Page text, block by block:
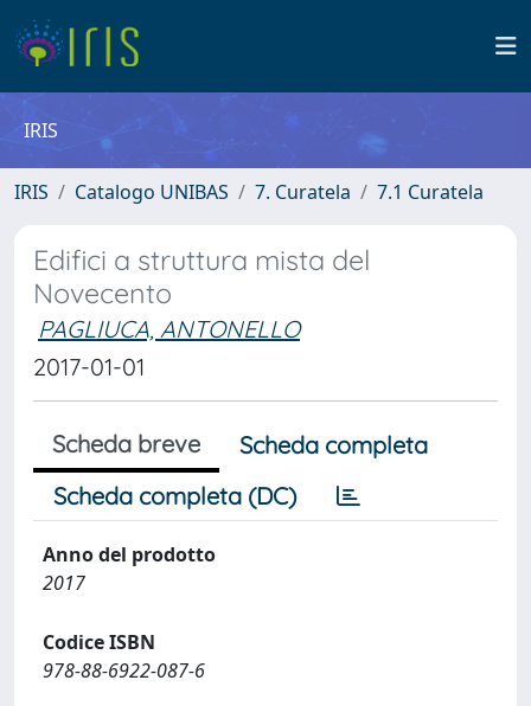
IRIS
IRIS Catalogo UNIBAS 7. Curatela 7.1 Curatela
Edifici a struttura mista del
Novecento
PAGLIUCA, ANTONELLO
2017-01-01
Scheda breve
Scheda completa
Scheda completa (DC)
Anno del prodotto
2017
Codice ISBN
978-88-6922-087-6